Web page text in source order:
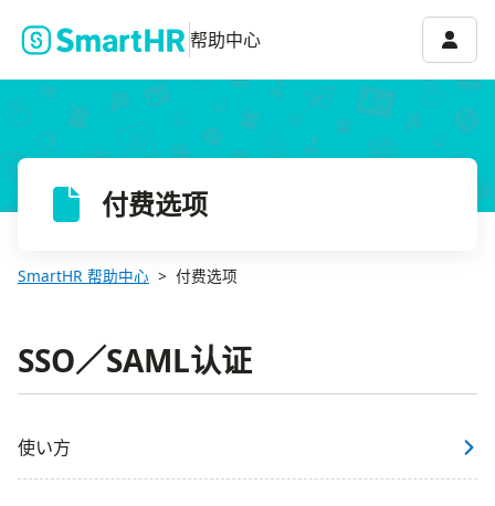
帮助中心 账号
付费选项
SmartHR 帮助中心 付费选项
SSO／SAML认证
使い方